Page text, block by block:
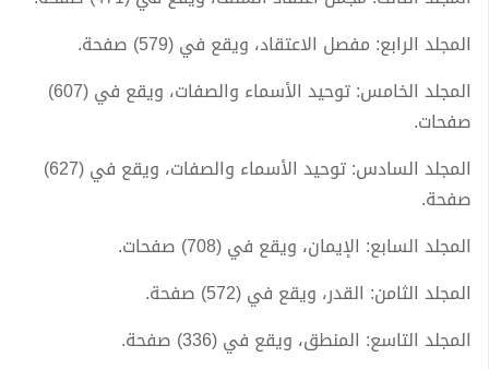
المجلد الرابع: مفصل الاعتقاد، ويقع في (579) صفحة.
المجلد الخامس: توحيد الأسماء والصفات، ويقع في (607)
صفحات.
المجلد السادس: توحيد الأسماء والصفات، ويقع في (627)
صفحة.
المجلد السابع: الإيمان، ويقع في (708) صفحات.
المجلد الثامن: القدر، ويقع في (572) صفحة.
المجلد التاسع: المنطق، ويقع في (336) صفحة.